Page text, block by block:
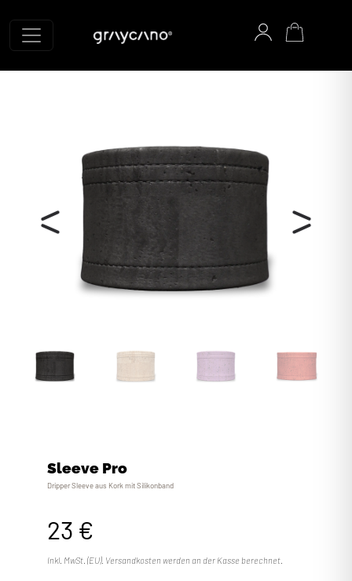
Graycano Startseite
Sleeve Pro
Dripper Sleeve aus Kork mit Silikonband
23 €
Inkl. MwSt. (EU). Versandkosten werden an der Kasse berechnet.